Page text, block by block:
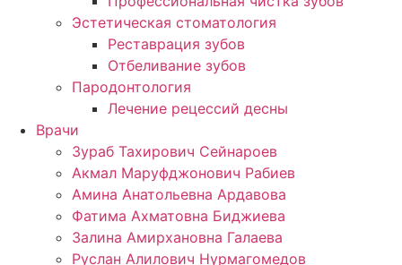
Эстетическая стоматология
Реставрация зубов
Отбеливание зубов
Пародонтология
Лечение рецессий десны
Врачи
Зураб Тахирович Сейнароев
Акмал Маруфджонович Рабиев
Амина Анатольевна Ардавова
Фатима Ахматовна Биджиева
Залина Амирхановна Галаева
Руслан Алилович Нурмагомедов